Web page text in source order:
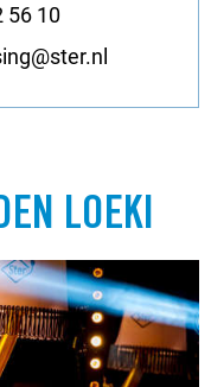
56 10
LOEKI